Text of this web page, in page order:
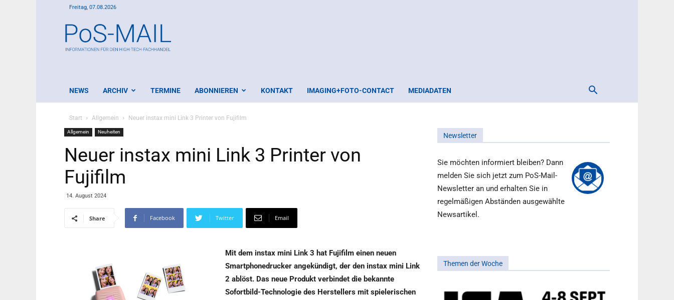
Freitag, 07.08.2026
Mail
NEWS ARCHIV TERMINE ABONNIEREN KONTAKT IMAGING+FOTO-CONTACT MEDIADATEN
Start Allgemein Neuer instax mini Link 3 Printer von Fujifilm
Allgemein Neuheiten
Neuer instax mini Link 3 Printer von
Fujifilm
14. August 2024
Share Facebook Twitter Email
Mit dem instax mini Link 3 hat Fujifilm einen neuen
Smartphonedrucker angekündigt, der den instax mini Link
2 ablöst. Das neue Produkt verbindet die bekannte
Sofortbild-Technologie des Herstellers mit spielerischen
Newsletter
Sie möchten informiert bleiben? Dann
melden Sie sich jetzt zum PoS-Mail-
Newsletter an und erhalten Sie in
regelmäßigen Abständen ausgewählte
Newsartikel.
Themen der Woche